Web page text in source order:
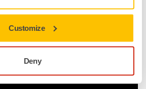
Customize
Deny
fácil com Mirka® Galaxy
de rio de resina epóxi